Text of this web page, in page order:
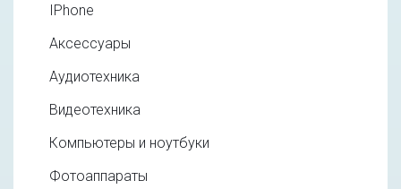
IPhone
Аксессуары
Аудиотехника
Видеотехника
Компьютеры и ноутбуки
Фотоаппараты